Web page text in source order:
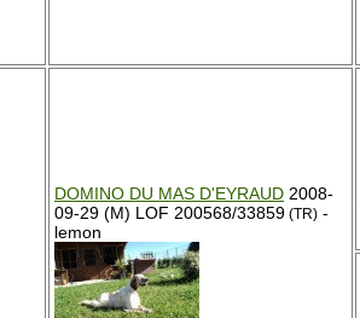
DOMINO DU MAS D'EYRAUD 2008-
09-29 (M) LOF 200568/33859 (TR) -
lemon